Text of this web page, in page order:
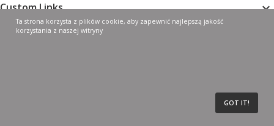
Custom Links 
My Account
Ta strona korzysta z plików cookie, aby zapewnić najlepszą jakość
korzystania z naszej witryny
GOT IT!